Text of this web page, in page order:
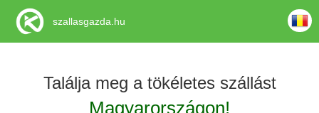
Találja meg a tökéletes szállást
Magyarországon!
szallasgazda.hu